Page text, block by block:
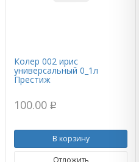
Колер 002 ирис
универсальный 0_1л
Престиж
100.00 p
В корзину
Отложить